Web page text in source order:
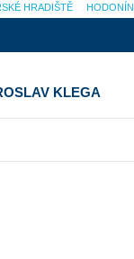
KLEGA
HODONÍN
HRADIŠTĚ